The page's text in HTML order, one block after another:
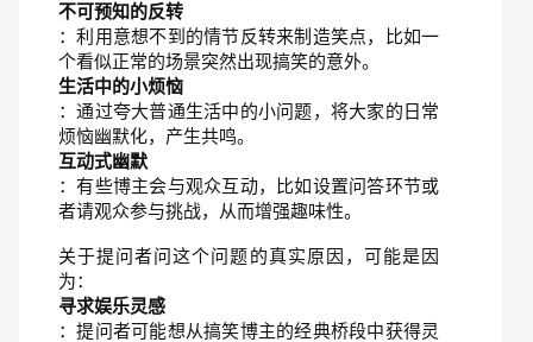
不可预知的反转
：利用意想不到的情节反转来制造笑点，比如一
个看似正常的场景突然出现搞笑的意外。
生活中的小烦恼
：通过夸大普通生活中的小问题，将大家的日常
烦恼幽默化，产生共鸣。
互动式幽默
：有些博主会与观众互动，比如设置问答环节或
者请观众参与挑战，从而增强趣味性。
关于提问者问这个问题的真实原因，可能是因
为：
寻求娱乐灵感
：提问者可能想从搞笑博主的经典桥段中获得灵